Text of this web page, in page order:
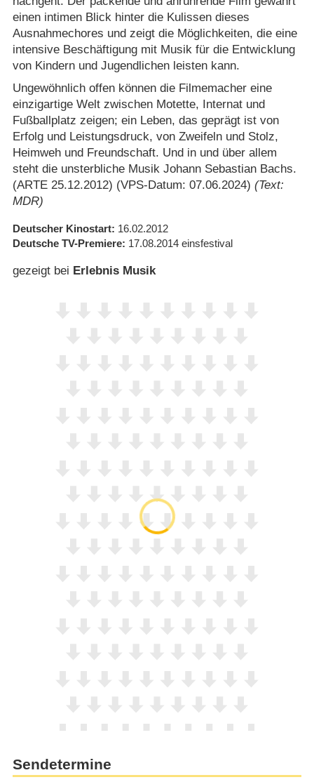
einen intimen Blick hinter die Kulissen dieses
Ausnahmechores und zeigt die Möglichkeiten, die eine
intensive Beschäftigung mit Musik für die Entwicklung
von Kindern und Jugendlichen leisten kann.
Ungewöhnlich offen können die Filmemacher eine
einzigartige Welt zwischen Motette, Internat und
Fußballplatz zeigen; ein Leben, das geprägt ist von
Erfolg und Leistungsdruck, von Zweifeln und Stolz,
Heimweh und Freundschaft. Und in und über allem
steht die unsterbliche Musik Johann Sebastian Bachs.
(ARTE 25.12.2012) (VPS-Datum: 07.06.2024) (Text:
MDR)
Deutscher Kinostart 16.02.2012
Deutsche TV-Premiere 17.08.2014 einsfestival
gezeigt bei Erlebnis Musik
Sendetermine